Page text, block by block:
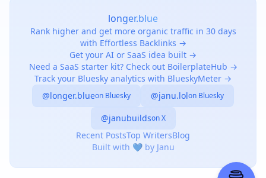
longer.blue
Rank higher and get more organic traffic in 30 days
with Effortless Backlinks →
Get your AI or SaaS idea built →
Need a SaaS starter kit? Check out BoilerplateHub →
Track your Bluesky analytics with BlueskyMeter →
@longer.blueon Bluesky @janu.lolon Bluesky
@janubuildson X
Recent PostsTop WritersBlog
Built with 💙 by Janu